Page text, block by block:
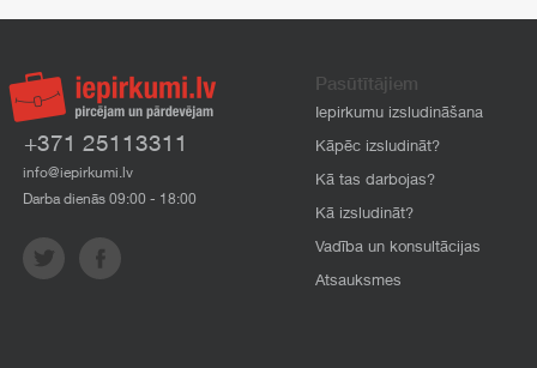
+371 25113311
info@iepirkumi.lv
Darba dienās 09:00 - 18:00
Pasūtītājiem
Iepirkumu izsludināšana
Kāpēc izsludināt?
Kā tas darbojas?
Kā izsludināt?
Vadība un konsultācijas
Atsauksmes